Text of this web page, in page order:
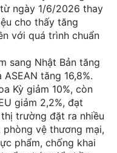
ngày 1/6/2026 thay
cho thấy tăng
với quá trình chuẩn
sang Nhật Bản tăng
tăng 16,8%.
Kỳ giảm 10%, còn
giảm 2,2%, đạt
trường đặt ra nhiều
phòng vệ thương mại,
phẩm, chống khai